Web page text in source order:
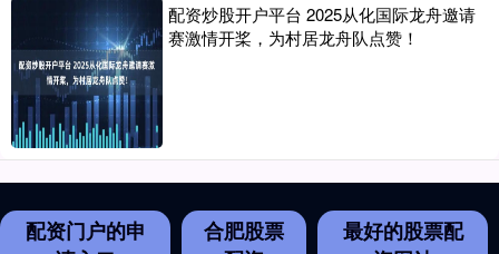
配资炒股开户平台 2025从化国际龙舟邀请
赛激情开桨，为村居龙舟队点赞！
配资门户的申
合肥股票
最好的股票配